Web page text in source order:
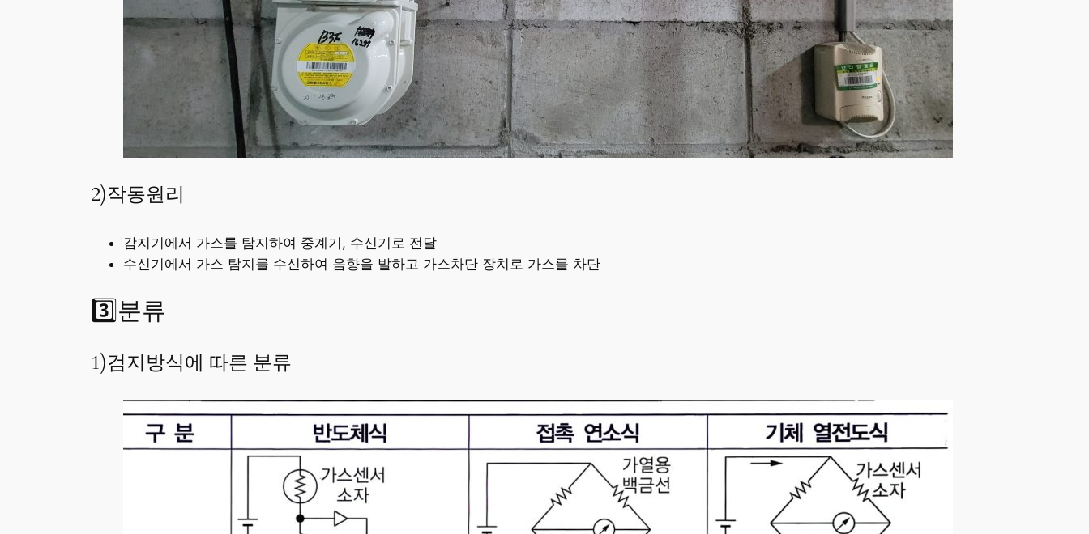
2)작동원리
감지기에서 가스를 탐지하여 중계기, 수신기로 전달
수신기에서 가스 탐지를 수신하여 음향을 발하고 가스차단 장치로 가스를 차단
3️⃣분류
1)검지방식에 따른 분류